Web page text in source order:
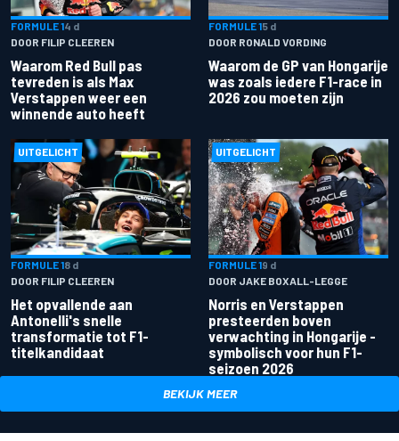
FORMULE 14 d
DOOR FILIP CLEEREN
Waarom Red Bull pas
tevreden is als Max
Verstappen weer een
winnende auto heeft
FORMULE 15 d
DOOR RONALD VORDING
Waarom de GP van Hongarije
was zoals iedere F1-race in
2026 zou moeten zijn
UITGELICHT
FORMULE 18 d
DOOR FILIP CLEEREN
Het opvallende aan
Antonelli's snelle
transformatie tot F1-
titelkandidaat
UITGELICHT
FORMULE 19 d
DOOR JAKE BOXALL-LEGGE
Norris en Verstappen
presteerden boven
verwachting in Hongarije -
symbolisch voor hun F1-
seizoen 2026
BEKIJK MEER